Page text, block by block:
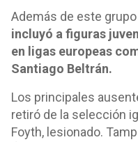
Además de este
incluyó a figuras
en ligas europeas
Santiago Beltrán.
Los principales
retiró de la selección
Foyth, lesionado.